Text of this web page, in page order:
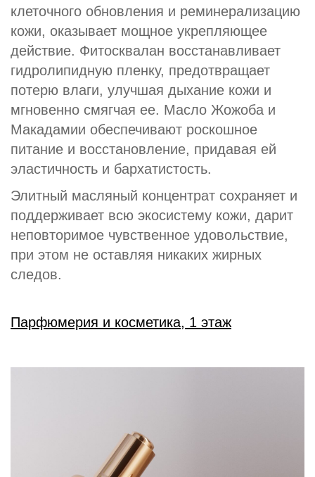
клеточного обновления и реминерализацию
кожи, оказывает мощное укрепляющее
действие. Фитосквалан восстанавливает
гидролипидную пленку, предотвращает
потерю влаги, улучшая дыхание кожи и
мгновенно смягчая ее. Масло Жожоба и
Макадамии обеспечивают роскошное
питание и восстановление, придавая ей
эластичность и бархатистость.
Элитный масляный концентрат сохраняет и
поддерживает всю экосистему кожи, дарит
неповторимое чувственное удовольствие,
при этом не оставляя никаких жирных
следов.
Парфюмерия и косметика, 1 этаж